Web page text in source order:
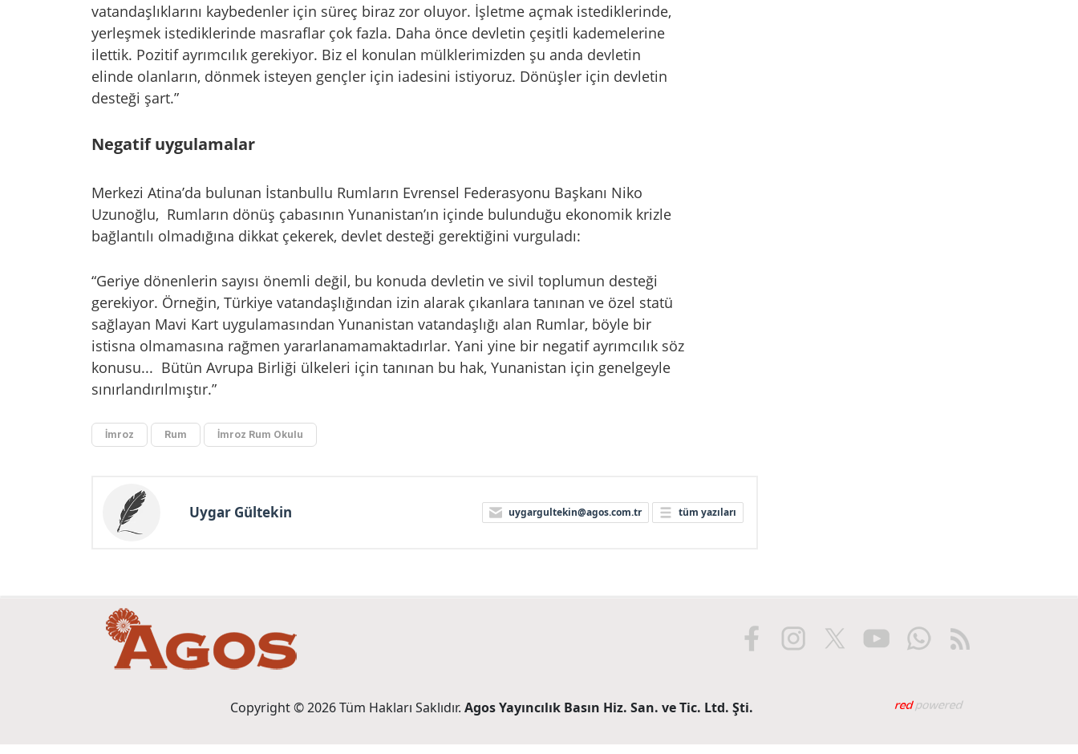
vatandaşlıklarını kaybedenler için süreç biraz zor oluyor. İşletme açmak istediklerinde,
yerleşmek istediklerinde masraflar çok fazla. Daha önce devletin çeşitli kademelerine
ilettik. Pozitif ayrımcılık gerekiyor. Biz el konulan mülklerimizden şu anda devletin
elinde olanların, dönmek isteyen gençler için iadesini istiyoruz. Dönüşler için devletin
desteği şart.”
Negatif uygulamalar
Merkezi Atina’da bulunan İstanbullu Rumların Evrensel Federasyonu Başkanı Niko
Uzunoğlu, Rumların dönüş çabasının Yunanistan’ın içinde bulunduğu ekonomik krizle
bağlantılı olmadığına dikkat çekerek, devlet desteği gerektiğini vurguladı:
“Geriye dönenlerin sayısı önemli değil, bu konuda devletin ve sivil toplumun desteği
gerekiyor. Örneğin, Türkiye vatandaşlığından izin alarak çıkanlara tanınan ve özel statü
sağlayan Mavi Kart uygulamasından Yunanistan vatandaşlığı alan Rumlar, böyle bir
istisna olmamasına rağmen yararlanamamaktadırlar. Yani yine bir negatif ayrımcılık söz
konusu... Bütün Avrupa Birliği ülkeleri için tanınan bu hak, Yunanistan için genelgeyle
sınırlandırılmıştır.”
İmroz Rum İmroz Rum Okulu
Uygar Gültekin uygargultekin@agos.com.tr tüm yazıları
Copyright © 2026 Tüm Hakları Saklıdır. Agos Yayıncılık Basın Hiz. San. ve Tic. Ltd. Şti. Web tasarım: Red